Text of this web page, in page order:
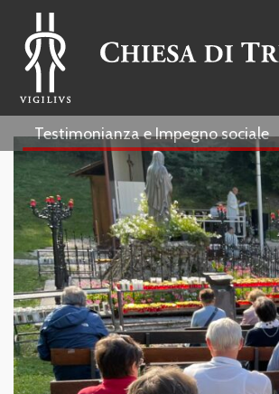
Testimonianza e Impegno sociale